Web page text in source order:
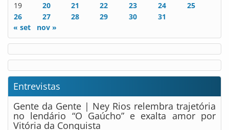
19
20 21 22 23 24
25
26
27 28 29 30
31
« set
nov »
Entrevistas
Gente da Gente | Ney Rios relembra trajetória
no lendário “O Gaúcho” e exalta amor por
Vitória da Conquista